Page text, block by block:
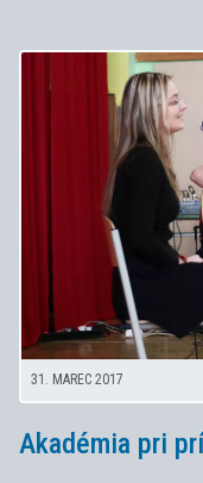
31. MAREC 2017
Akadémia pri